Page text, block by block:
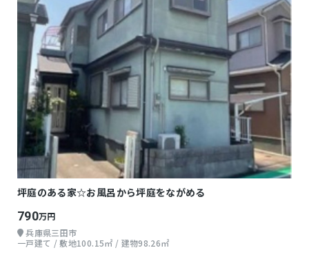
坪庭のある家☆お風呂から坪庭をながめる
790万円
兵庫県三田市
一戸建て / 敷地100.15㎡ / 建物98.26㎡